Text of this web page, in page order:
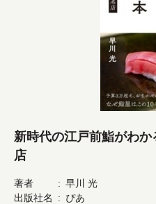
新時代の江戸前鮨がわ
店
著者
早川 光
出版社名
ぴあ